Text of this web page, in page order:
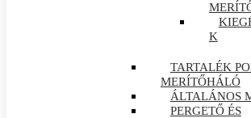
K
TARTALÉK
MERÍTŐHÁLÓ
ÁLTALÁNOS
PERGETŐ ÉS